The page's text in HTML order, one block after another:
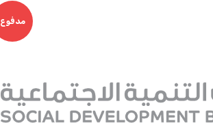
مدفوع